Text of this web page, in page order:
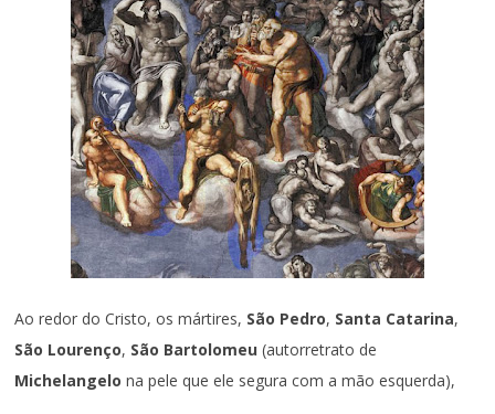
Ao redor do Cristo, os mártires, São Pedro, Santa Catarina,
São Lourenço, São Bartolomeu(autorretrato de
Michelangelona pele que ele segura com a mão esquerda),